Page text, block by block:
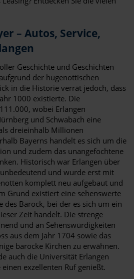
– Autos, Service,
Geschichte und Geschichten
der hugenottischen
in die Historie verrät jedoch, dass
1000 existierte. Die
wobei Erlangen
und Schwabach eine
dreieinhalb Millionen
Bayerns handelt es sich um die
und zudem das unangefochtene
Historisch war Erlangen über
und wurde erst mit
komplett neu aufgebaut und
Grund existiert eine sehenswerte
des Barock, bei der es sich um ein
Zeit handelt. Die strenge
und an Sehenswürdigkeiten
aus dem Jahr 1704 sowie das
barocke Kirchen zu erwähnen.
auch die Universität Erlangen
exzellenten Ruf genießt.